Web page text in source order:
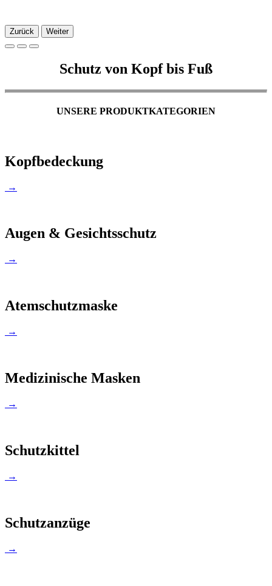
Zurück Weiter
Schutz von Kopf bis Fuß
UNSERE PRODUKTKATEGORIEN
Kopfbedeckung
→
Augen & Gesichtsschutz
→
Atemschutzmaske
→
Medizinische Masken
→
Schutzkittel
→
Schutzanzüge
→